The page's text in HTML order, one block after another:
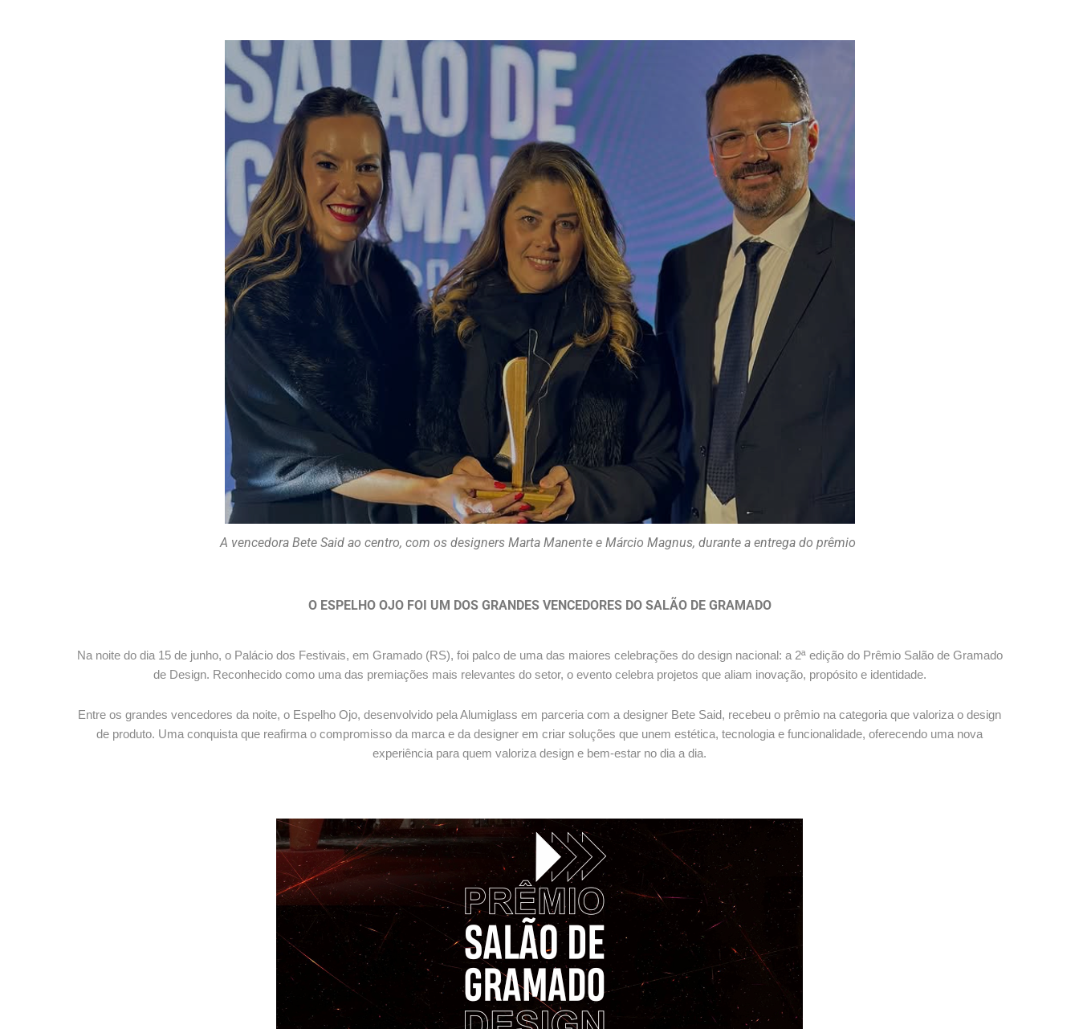
A vencedora Bete Said ao centro, com os designers Marta Manente e Márcio Magnus, durante a entrega do prêmio
O ESPELHO OJO FOI UM DOS GRANDES VENCEDORES DO SALÃO DE GRAMADO
Na noite do dia 15 de junho, o Palácio dos Festivais, em Gramado (RS), foi palco de uma das maiores celebrações do design nacional: a 2ª edição do Prêmio Salão de Gramado
de Design. Reconhecido como uma das premiações mais relevantes do setor, o evento celebra projetos que aliam inovação, propósito e identidade.
Entre os grandes vencedores da noite, o Espelho Ojo, desenvolvido pela Alumiglass em parceria com a designer Bete Said, recebeu o prêmio na categoria que valoriza o design
de produto. Uma conquista que reafirma o compromisso da marca e da designer em criar soluções que unem estética, tecnologia e funcionalidade, oferecendo uma nova
experiência para quem valoriza design e bem-estar no dia a dia.